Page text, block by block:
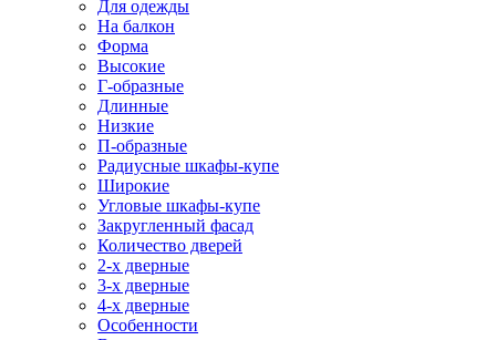
Для одежды
На балкон
Форма
Высокие
Г-образные
Длинные
Низкие
П-образные
Радиусные шкафы-купе
Широкие
Угловые шкафы-купе
Закругленный фасад
Количество дверей
2-х дверные
3-х дверные
4-х дверные
Особенности